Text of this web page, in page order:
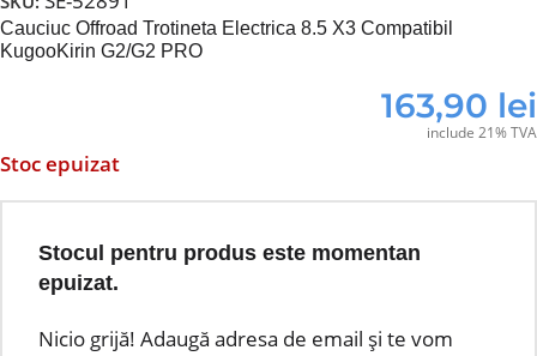
Cauciuc Offroad Trotineta Electrica 8.5 X3 Compatibil
KugooKirin G2/G2 PRO
163,90 lei
include 21% TVA
Stoc epuizat
Stocul pentru produs este momentan
epuizat.
Nicio grijă! Adaugă adresa de email și te vom